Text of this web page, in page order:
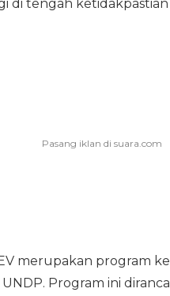
di tengah
merupakan program
Program ini